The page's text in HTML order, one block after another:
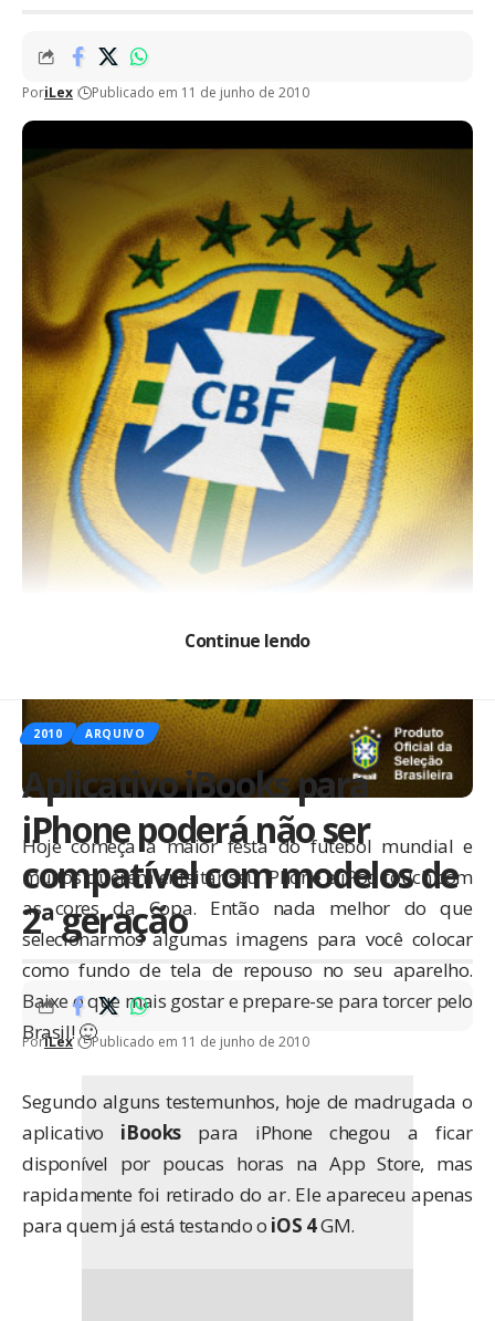
PoriLex Publicado em 11 de junho de 2010
Hoje começa a maior festa do futebol mundial e
muitos querem enfeitar seu iPhone e iPod touch com
as cores da Copa. Então nada melhor do que
selecionarmos algumas imagens para você colocar
como fundo de tela de repouso no seu aparelho.
Baixe o que mais gostar e prepare-se para torcer pelo
Brasil! 🙂
Continue lendo
2010 ARQUIVO
Aplicativo iBooks para
iPhone poderá não ser
compatível com modelos de
2ª geração
PoriLex Publicado em 11 de junho de 2010
Segundo alguns testemunhos, hoje de madrugada o
aplicativo iBookspara iPhone chegou a ficar
disponível por poucas horas na App Store, mas
rapidamente foi retirado do ar. Ele apareceu apenas
para quem já está testando o iOS 4GM.